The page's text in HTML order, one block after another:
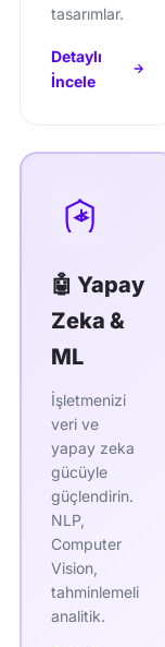
tasarımlar.
Detaylı
İncele
🤖 Yapay
Zeka &
ML
İşletmenizi
veri ve
yapay zeka
gücüyle
güçlendirin.
NLP,
Computer
Vision,
tahminlemeli
analitik.